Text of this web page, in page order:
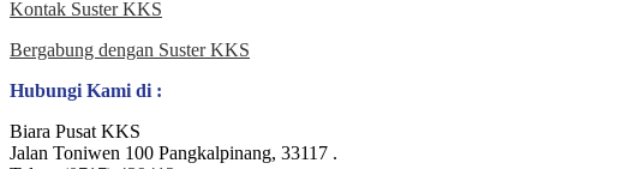
Kontak Suster KKS
Bergabung dengan Suster KKS
Hubungi Kami di :
Biara Pusat KKS
Jalan Toniwen 100 Pangkalpinang, 33117 .